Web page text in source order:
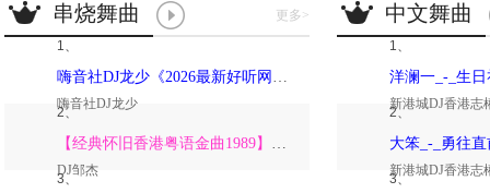
串烧舞曲 更多>
1、
嗨音社DJ龙少《2026最新好听网络伤感歌曲推荐·深爱过的人一生惦记》
嗨音社DJ龙少
2、
【经典怀旧香港粤语金曲1989】高潮版【DJ邹杰】
DJ邹杰
3、
中文舞曲
1、
新港城DJ香港志
2、
新港城DJ香港志
3、